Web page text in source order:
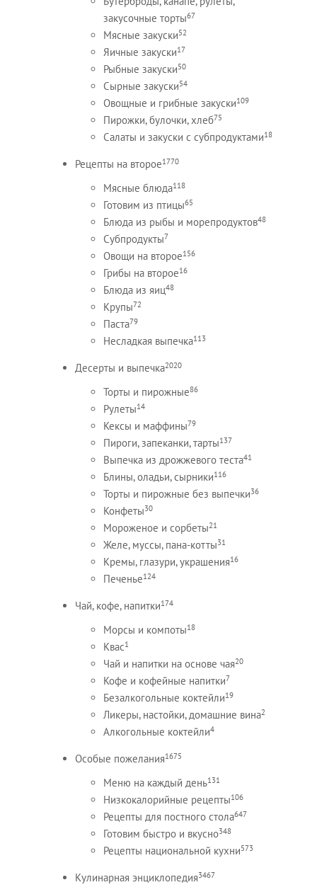
закусочные торты67
Мясные закуски52
Яичные закуски17
Рыбные закуски50
Сырные закуски54
Овощные и грибные закуски109
Пирожки, булочки, хлеб75
Салаты и закуски с субпродуктами18
Рецепты на второе1770
Мясные блюда118
Готовим из птицы65
Блюда из рыбы и морепродуктов48
Субпродукты7
Овощи на второе156
Грибы на второе16
Блюда из яиц48
Крупы72
Паста79
Несладкая выпечка113
Десерты и выпечка2020
Торты и пирожные86
Рулеты14
Кексы и маффины79
Пироги, запеканки, тарты137
Выпечка из дрожжевого теста41
Блины, оладьи, сырники116
Торты и пирожные без выпечки36
Конфеты30
Мороженое и сорбеты21
Желе, муссы, пана-котты31
Кремы, глазури, украшения16
Печенье124
Чай, кофе, напитки174
Морсы и компоты18
Квас1
Чай и напитки на основе чая20
Кофе и кофейные напитки7
Безалкогольные коктейли19
Ликеры, настойки, домашние вина2
Алкогольные коктейли4
Особые пожелания1675
Меню на каждый день131
Низкокалорийные рецепты106
Рецепты для постного стола647
Готовим быстро и вкусно348
Рецепты национальной кухни573
Кулинарная энциклопедия3467